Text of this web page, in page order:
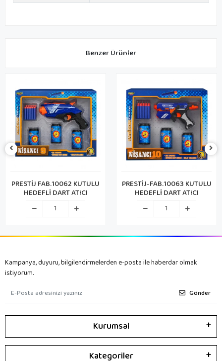
Benzer Ürünler
PRESTİJ-FAB.10063 KUTULU
HEDEFLİ DART ATICI
DUMAN DMNGF304A
KUTUDA TEKLİ TOPAÇ
Kampanya, duyuru, bilgilendirmelerden e-posta ile haberdar olmak
istiyorum.
Gönder
Kurumsal
Kategoriler